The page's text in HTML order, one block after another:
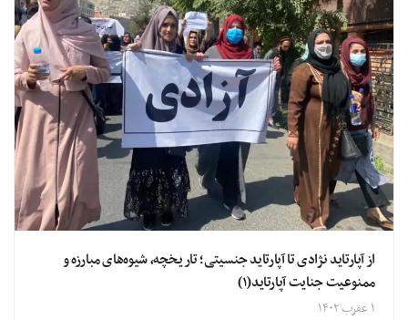
از آپارتاید نژادی تا آپارتاید جنسیتی؛ تاریخچه، شیوه‌های مبارزه و
ممنوعیت جنایت آپارتاید(۱)
۱ عقرب ۱۴۰۲